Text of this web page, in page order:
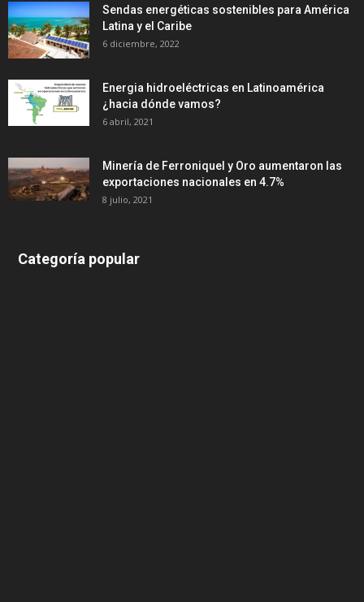
Sendas energéticas sostenibles para América
Latina y el Caribe
6 diciembre, 2022
Energia hidroeléctricas en Latinoamérica
¿hacia dónde vamos?
6 abril, 2021
Minería de Ferroniquel y Oro aumentaron las
exportaciones nacionales en 4.7%
8 julio, 2021
Categoría popular